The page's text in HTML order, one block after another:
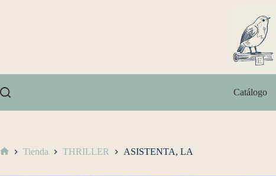
Catálogo
Tienda THRILLER ASISTENTA, LA